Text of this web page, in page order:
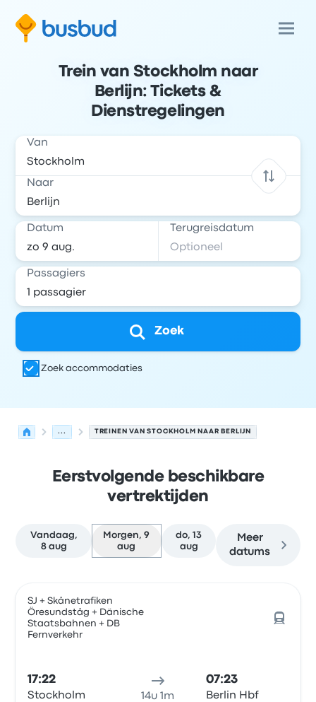
Trein van Stockholm naar
Berlijn: Tickets &
Dienstregelingen
Van
Naar
Datum Terugreisdatum
Passagiers
Zoek
Zoek accommodaties
... TREINEN VAN STOCKHOLM NAAR BERLIJN
Eerstvolgende beschikbare
vertrektijden
Vandaag,
8 aug
Morgen, 9
aug
do, 13
aug
Meer
datums
SJ + Skånetrafiken
Öresundståg + Dänische
Staatsbahnen + DB
Fernverkehr
17:22
Stockholm
14u 1m
07:23
Berlin Hbf